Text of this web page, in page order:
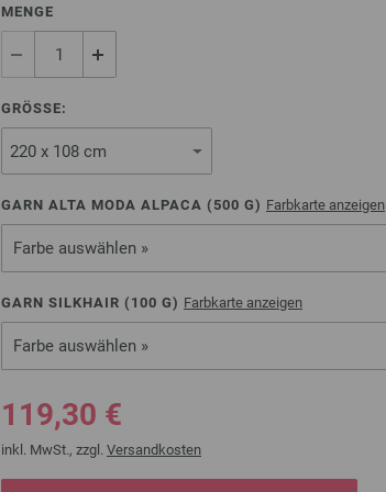
MENGE
GRÖSSE:
GARN ALTA MODA ALPACA ( 500 G) Farbkarte anzeigen
Farbe auswählen »
GARN SILKHAIR ( 100 G) Farbkarte anzeigen
Farbe auswählen »
119,30 €
inkl. MwSt., zzgl. Versandkosten